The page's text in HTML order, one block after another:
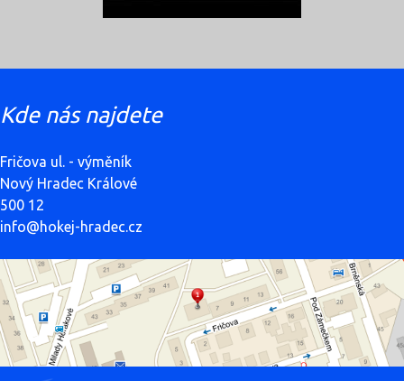
Kde nás najdete
Fričova ul. - výměník
Nový Hradec Králové
500 12
info@hokej-hradec.cz